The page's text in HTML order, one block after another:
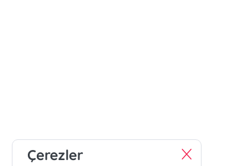
Çerezler